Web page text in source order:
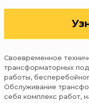
Своевременное
трансформаторных
работы,
Обслуживание
себя комплекс работ,